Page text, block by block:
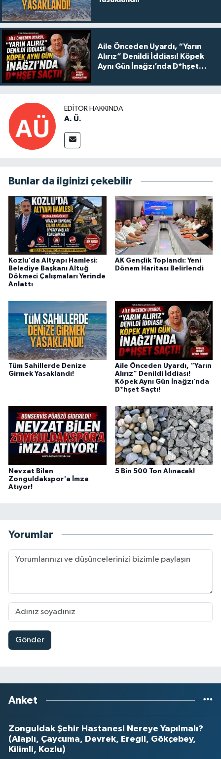
Aile Önceden Uyardı, “Yarın
Alırız” Denildi İddiası! Köpek
Aynı Gün İnağzı’nda D*hşet
EDITÖR HAKKINDA
A. Ü.
Bunlar da ilginizi çekebilir
Kozlu’da Altyapı Hamlesi:
Belediye Başkanı Altuğ
Dökmeci Çalışmaları Yerinde
Anlattı
AK Gençlik Toplandı: Yeni
Dönem Haritası Belirlendi
Tüm Sahillerde Denize
Girmek Yasaklandı!
Aile Önceden Uyardı, “Yarın
Alırız” Denildi İddiası!
Köpek Aynı Gün İnağzı’nda
D*hşet Saçtı!
Nevzat Bilen
Zonguldakspor'a İmza
Atıyor!
5 Bin 500 Ton Alınacak!
Yorumlar
Gönder
Anket
Zonguldak Şehir Hastanesi Nereye Yapılmalı?
(Alaplı, Çaycuma, Devrek, Ereğli, Gökçebey,
Kilimli, Kozlu)